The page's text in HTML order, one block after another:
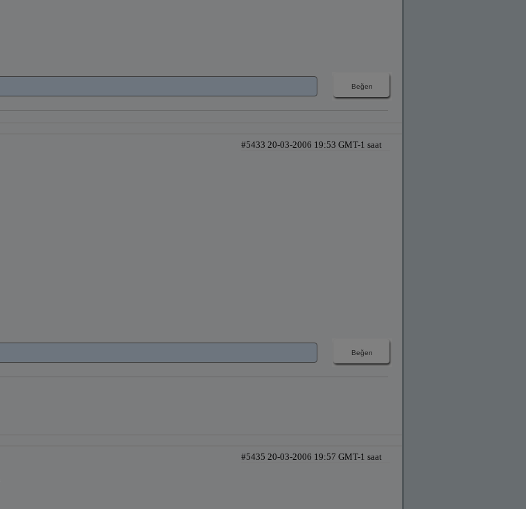
#5433 20-03-2006 19:53 GMT-1 saat
#5435 20-03-2006 19:57 GMT-1 saat